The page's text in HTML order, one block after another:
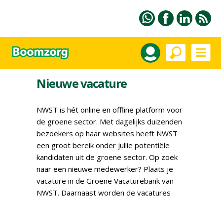
Nieuwe vacature
NWST is hét online en offline platform voor
de groene sector. Met dagelijks duizenden
bezoekers op haar websites heeft NWST
een groot bereik onder jullie potentiële
kandidaten uit de groene sector. Op zoek
naar een nieuwe medewerker? Plaats je
vacature in de Groene Vacaturebank van
NWST. Daarnaast worden de vacatures